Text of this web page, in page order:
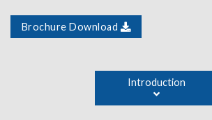
Brochure Download
AIoT, semiconductor devices now
functionalities, using "system in
"heterogeneous integrated package"
Introduction